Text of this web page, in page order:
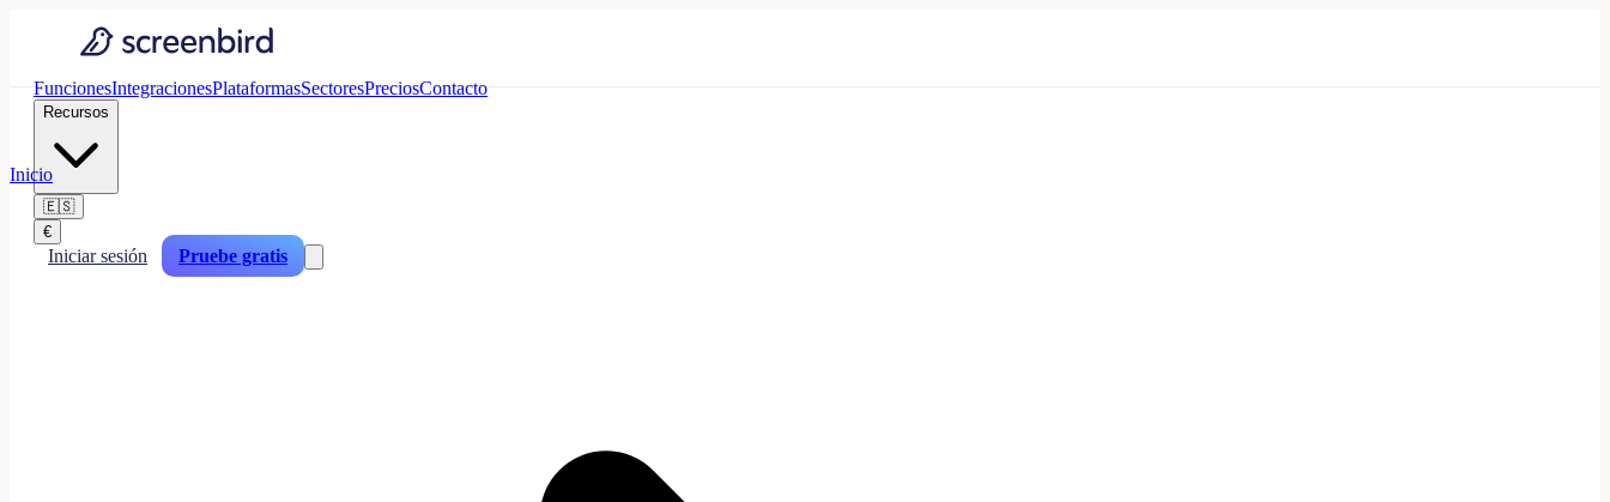
FuncionesIntegracionesPlataformasSectoresPreciosContacto
Recursos
🇪🇸
€
Iniciar sesión Pruebe gratis
Inicio